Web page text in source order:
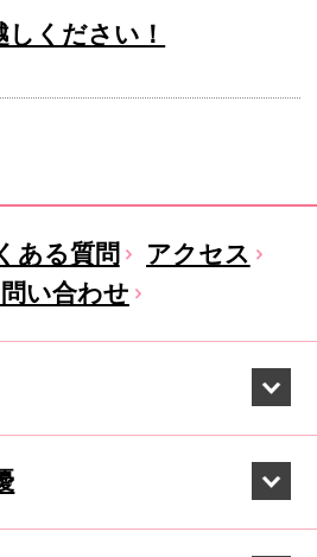
ください！
ある質問
アクセス
い合わせ